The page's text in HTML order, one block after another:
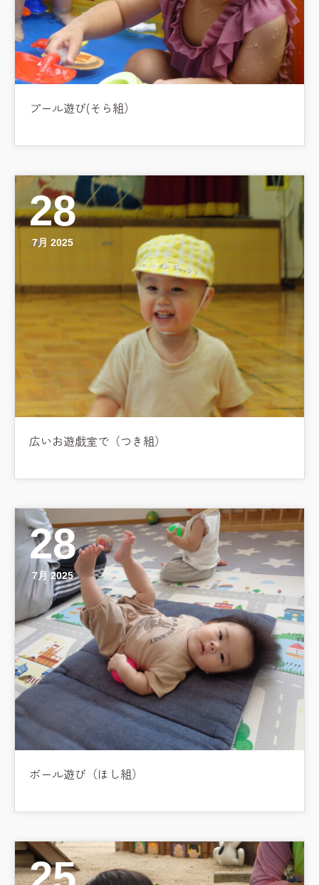
プール遊び(そら組）
28
7月 2025
広いお遊戯室で（つき組）
28
7月 2025
ボール遊び（ほし組）